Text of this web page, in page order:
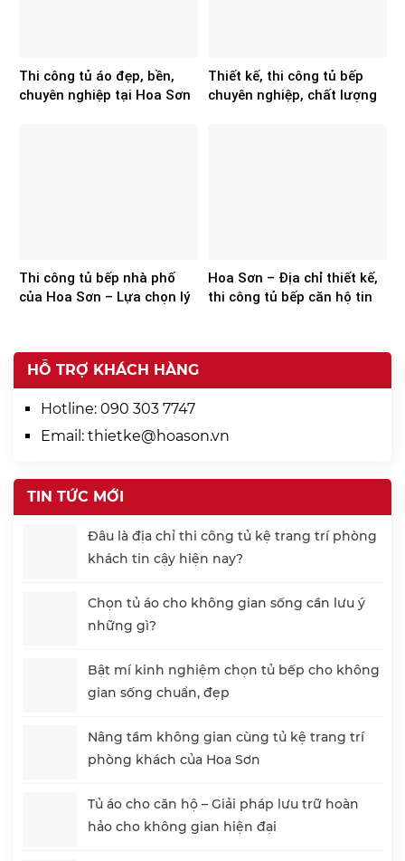
Thi công tủ áo đẹp, bền,
chuyên nghiệp tại Hoa Sơn
Thiết kế, thi công tủ bếp
chuyên nghiệp, chất lượng
Thi công tủ bếp nhà phố
của Hoa Sơn – Lựa chọn lý
Hoa Sơn – Địa chỉ thiết kế,
thi công tủ bếp căn hộ tin
HỖ TRỢ KHÁCH HÀNG
Hotline: 090 303 7747
Email: thietke@hoason.vn
TIN TỨC MỚI
Đâu là địa chỉ thi công tủ kệ trang trí phòng
khách tin cậy hiện nay?
Chọn tủ áo cho không gian sống cần lưu ý
những gì?
Bật mí kinh nghiệm chọn tủ bếp cho không
gian sống chuẩn, đẹp
Nâng tầm không gian cùng tủ kệ trang trí
phòng khách của Hoa Sơn
Tủ áo cho căn hộ – Giải pháp lưu trữ hoàn
hảo cho không gian hiện đại